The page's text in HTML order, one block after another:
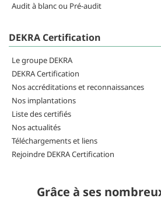
Audit à blanc ou Pré-audit
DEKRA Certification
Le groupe DEKRA
DEKRA Certification
Nos accréditations et reconnaissances
Nos implantations
Liste des certifiés
Nos actualités
Téléchargements et liens
Rejoindre DEKRA Certification
Grâce à ses